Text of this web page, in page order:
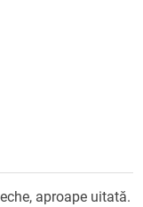
aproape uitată.